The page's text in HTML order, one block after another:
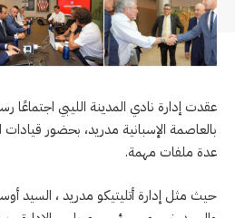
عقدت إدارة نادي المدينة الليبي اجتماعًا
بالعاصمة الإسبانية مدريد، بحضور قيادات
عدة ملفات مهمة.
حيث مثل إدارة أتليتيكو مدريد ، السيد